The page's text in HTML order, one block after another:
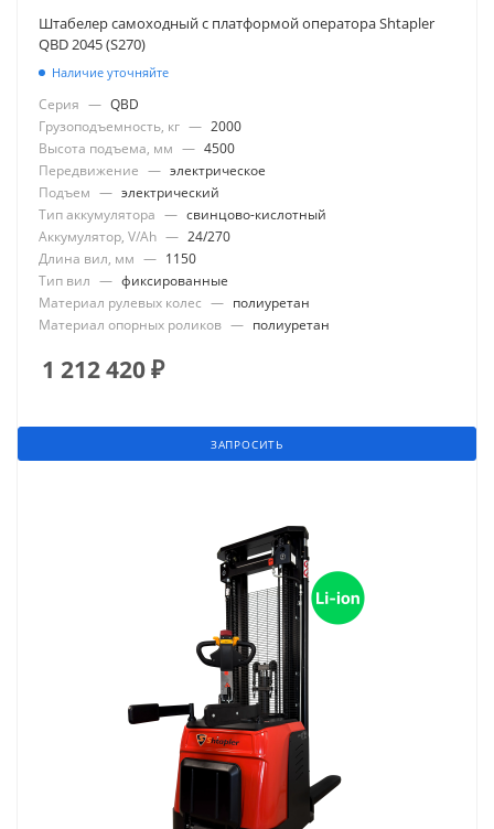
Штабелер самоходный с платформой оператора Shtapler
QBD 2045 (S270)
Наличие уточняйте
Серия — QBD
Грузоподъемность, кг — 2000
Высота подъема, мм — 4500
Передвижение — электрическое
Подъем — электрический
Тип аккумулятора — свинцово-кислотный
Аккумулятор, V/Ah — 24/270
Длина вил, мм — 1150
Тип вил — фиксированные
Материал рулевых колес — полиуретан
Материал опорных роликов — полиуретан
1 212 420₽
ЗАПРОСИТЬ